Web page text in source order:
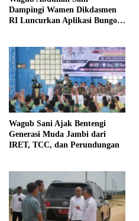
Dampingi Wamen Dikdasmen
RI Luncurkan Aplikasi Bungo
Wagub Sani Ajak Bentengi
Generasi Muda Jambi dari
IRET, TCC, dan Perundungan